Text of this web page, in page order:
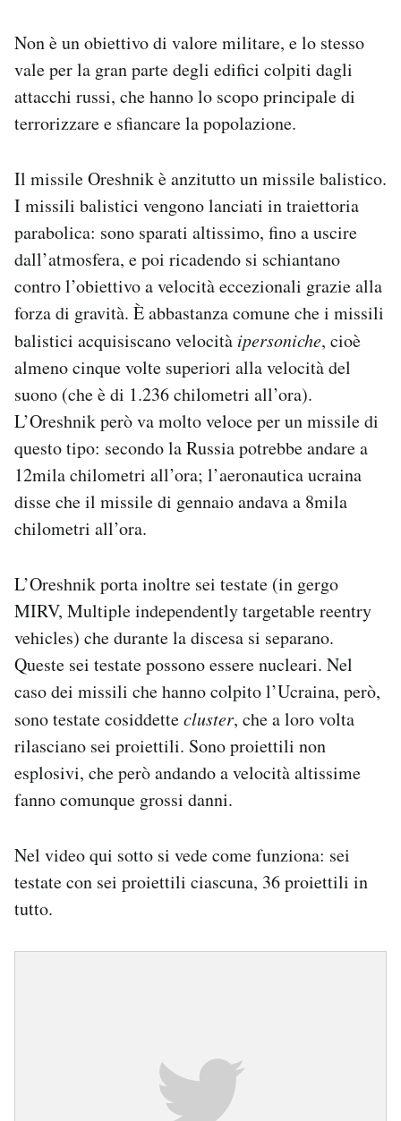
Non è un obiettivo di valore militare, e lo stesso
vale per la gran parte degli edifici colpiti dagli
attacchi russi, che hanno lo scopo principale di
terrorizzare e sfiancare la popolazione.
Il missile Oreshnik è anzitutto un missile balistico.
I missili balistici vengono lanciati in traiettoria
parabolica: sono sparati altissimo, fino a uscire
dall’atmosfera, e poi ricadendo si schiantano
contro l’obiettivo a velocità eccezionali grazie alla
forza di gravità. È abbastanza comune che i missili
balistici acquisiscano velocità ipersoniche, cioè
almeno cinque volte superiori alla velocità del
suono (che è di 1.236 chilometri all’ora).
L’Oreshnik però va molto veloce per un missile di
questo tipo: secondo la Russia potrebbe andare a
12mila chilometri all’ora; l’aeronautica ucraina
disse che il missile di gennaio andava a 8mila
chilometri all’ora.
L’Oreshnik porta inoltre sei testate (in gergo
MIRV, Multiple independently targetable reentry
vehicles) che durante la discesa si separano.
Queste sei testate possono essere nucleari. Nel
caso dei missili che hanno colpito l’Ucraina, però,
sono testate cosiddettecluster, che a loro volta
rilasciano sei proiettili. Sono proiettili non
esplosivi, che però andando a velocità altissime
fanno comunque grossi danni.
Nel video qui sotto si vede come funziona: sei
testate con sei proiettili ciascuna, 36 proiettili in
tutto.